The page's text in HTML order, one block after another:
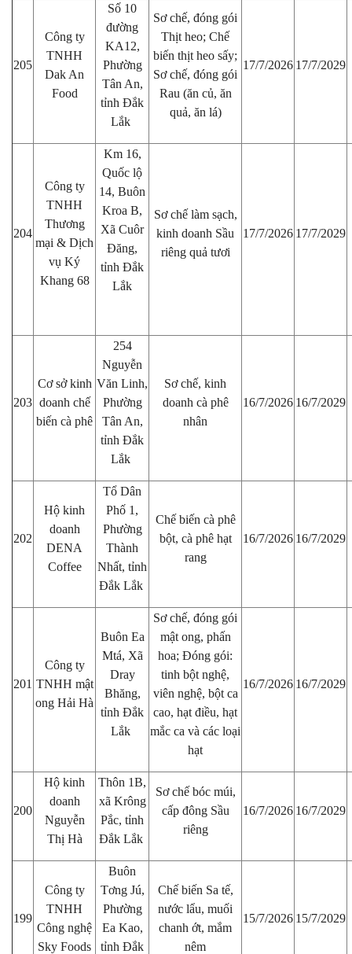
205
Công ty
TNHH
Dak An
Food
Số 10
đường
KA12,
Phường
Tân An,
tỉnh Đắk
Lắk
Sơ chế, đóng gói
Thịt heo; Chế
biến thịt heo sấy;
Sơ chế, đóng gói
Rau (ăn củ, ăn
quả, ăn lá)
17/7/2026 17/7/2029
204
Công ty
TNHH
Thương
mại & Dịch
vụ Ký
Khang 68
Km 16,
Quốc lộ
14, Buôn
Kroa B,
Xã Cuôr
Đăng,
tỉnh Đắk
Lắk
Sơ chế làm sạch,
kinh doanh Sầu
riêng quả tươi
17/7/2026 17/7/2029
203
Cơ sở kinh
doanh chế
biến cà phê
254
Nguyễn
Văn Linh,
Phường
Tân An,
tỉnh Đắk
Lắk
Sơ chế, kinh
doanh cà phê
nhân
16/7/2026 16/7/2029
202
Hộ kinh
doanh
DENA
Coffee
Tổ Dân
Phố 1,
Phường
Thành
Nhất, tỉnh
Đắk Lắk
Chế biến cà phê
bột, cà phê hạt
rang
16/7/2026 16/7/2029
201
Công ty
TNHH mật
ong Hải Hà
Buôn Ea
Mtá, Xã
Dray
Bhăng,
tỉnh Đắk
Lắk
Sơ chế, đóng gói
mật ong, phấn
hoa; Đóng gói:
tinh bột nghệ,
viên nghệ, bột ca
cao, hạt điều, hạt
mắc ca và các loại
hạt
16/7/2026 16/7/2029
200
Hộ kinh
doanh
Nguyễn
Thị Hà
Thôn 1B,
xã Krông
Pắc, tỉnh
Đắk Lắk
Sơ chế bóc múi,
cấp đông Sầu
riêng
16/7/2026 16/7/2029
199
Công ty
TNHH
Công nghệ
Sky Foods
Buôn
Tơng Jú,
Phường
Ea Kao,
tỉnh Đắk
Chế biến Sa tế,
nước lẩu, muối
chanh ớt, mắm
nêm
15/7/2026 15/7/2029